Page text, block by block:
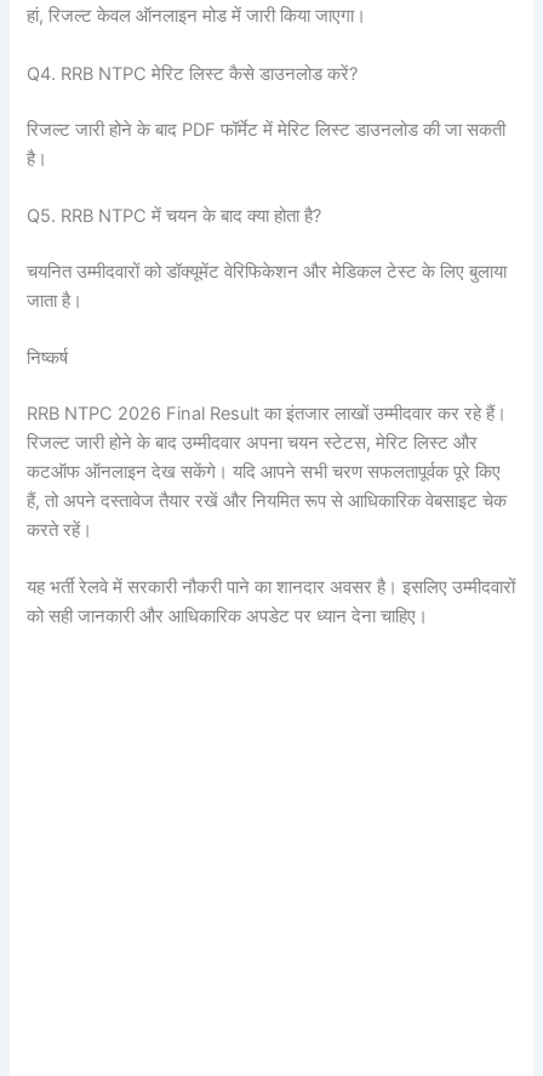
हां, रिजल्ट केवल ऑनलाइन मोड में जारी किया जाएगा।
Q4. RRB NTPC मेरिट लिस्ट कैसे डाउनलोड करें?
रिजल्ट जारी होने के बाद PDF फॉर्मेट में मेरिट लिस्ट डाउनलोड की जा सकती
है।
Q5. RRB NTPC में चयन के बाद क्या होता है?
चयनित उम्मीदवारों को डॉक्यूमेंट वेरिफिकेशन और मेडिकल टेस्ट के लिए बुलाया
जाता है।
निष्कर्ष
RRB NTPC 2026 Final Result का इंतजार लाखों उम्मीदवार कर रहे हैं।
रिजल्ट जारी होने के बाद उम्मीदवार अपना चयन स्टेटस, मेरिट लिस्ट और
कटऑफ ऑनलाइन देख सकेंगे। यदि आपने सभी चरण सफलतापूर्वक पूरे किए
हैं, तो अपने दस्तावेज तैयार रखें और नियमित रूप से आधिकारिक वेबसाइट चेक
करते रहें।
यह भर्ती रेलवे में सरकारी नौकरी पाने का शानदार अवसर है। इसलिए उम्मीदवारों
को सही जानकारी और आधिकारिक अपडेट पर ध्यान देना चाहिए।